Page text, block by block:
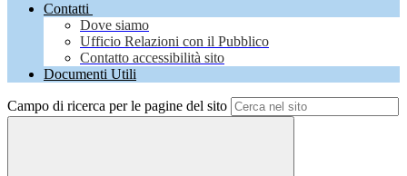
Contatti
Dove siamo
Ufficio Relazioni con il Pubblico
Contatto accessibilità sito
Documenti Utili
Campo di ricerca per le pagine del sito